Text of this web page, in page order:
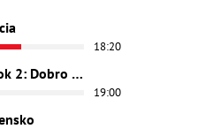
18:20
Šťastný nový rok 2: Dobro došli
19:00